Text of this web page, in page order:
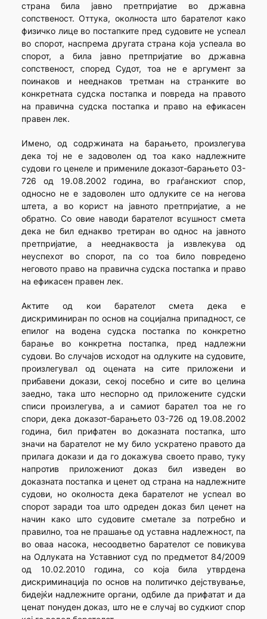
страна била јавно претпријатие во државна
сопственост. Оттука, околноста што барателот како
физичко лице во постапките пред судовите не успеал
во спорот, наспрема другата страна која успеала во
спорот, а била јавно претпријатие во државна
сопственост, според Судот, тоа не е аргумент за
поинаков и нееднаков третман на странките во
конкретната судска постапка и повреда на правото
на правична судска постапка и право на ефикасен
правен лек.
Имено, од содржината на барањето, произлегува
дека тој не е задоволен од тоа како надлежните
судови го ценеле и примениле доказот-барањето 03-
726 од 19.08.2002 година, во граѓанскиот спор,
односно не е задоволен што одлуките се на негова
штета, а во корист на јавното претпријатие, а не
обратно. Со овие наводи барателот всушност смета
дека не бил еднакво третиран во однос на јавното
претпријатие, а нееднаквоста ја извлекува од
неуспехот во спорот, па со тоа било повредено
неговото право на правична судска постапка и право
на ефикасен правен лек.
Актите од кои барателот смета дека е
дискриминиран по основ на социјална припадност, се
епилог на водена судска постапка по конкретно
барање во конкретна постапка, пред надлежни
судови. Во случајов исходот на одлуките на судовите,
произлегувал од оцената на сите приложени и
прибавени докази, секој посебно и сите во целина
заедно, така што неспорно од приложените судски
списи произлегува, а и самиот барател тоа не го
спори, дека доказот-барањето 03-726 од 19.08.2002
година, бил прифатен во доказната постапка, што
значи на барателот не му било ускратено правото да
прилага докази и да го докажува своето право, туку
напротив приложениот доказ бил изведен во
доказната постапка и ценет од страна на надлежните
судови, но околноста дека барателот не успеал во
спорот заради тоа што одреден доказ бил ценет на
начин како што судовите сметале за потребно и
правилно, тоа не прашање од уставна надлежност, па
во оваа насока, несоодветно барателот се повикува
на Одлуката на Уставниот суд по предметот 84/2009
од 10.02.2010 година, со која била утврдена
дискриминација по основ на политичко дејствување,
бидејќи надлежните органи, одбиле да прифатат и да
ценат понуден доказ, што не е случај во судкиот спор